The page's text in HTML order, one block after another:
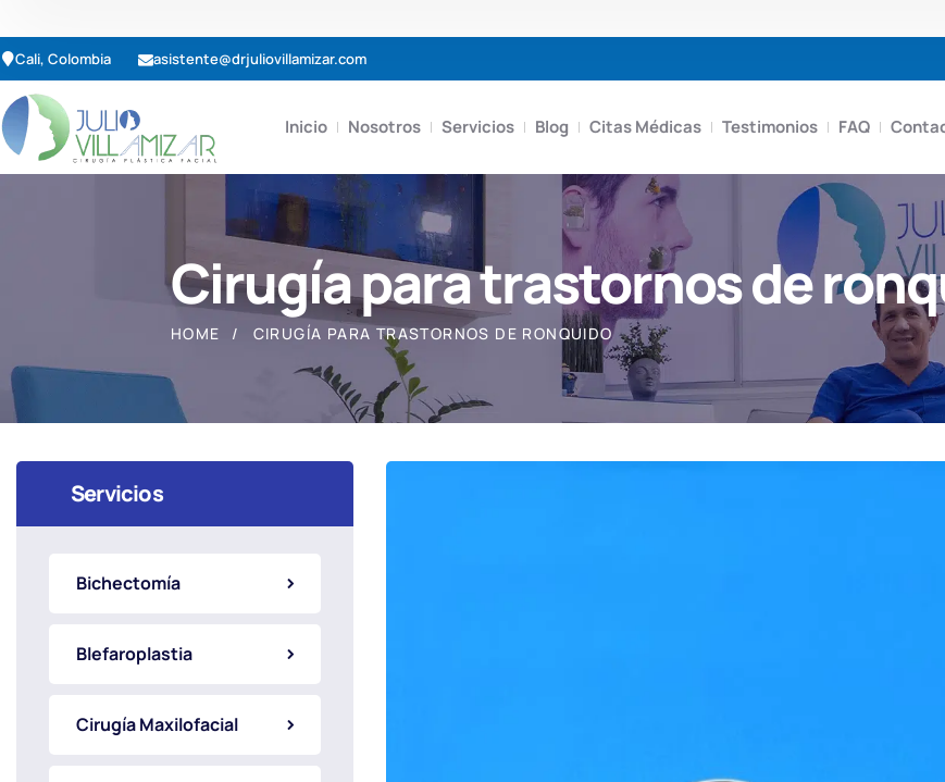
Cali, Colombia asistente@drjuliovillamizar.com
Inicio Nosotros Servicios Blog Citas Médicas Testimonios FAQ
Cirugía para trastornos de
HOME CIRUGÍA PARA TRASTORNOS DE RONQUIDO
Servicios
Bichectomía
Blefaroplastia
Cirugía Maxilofacial